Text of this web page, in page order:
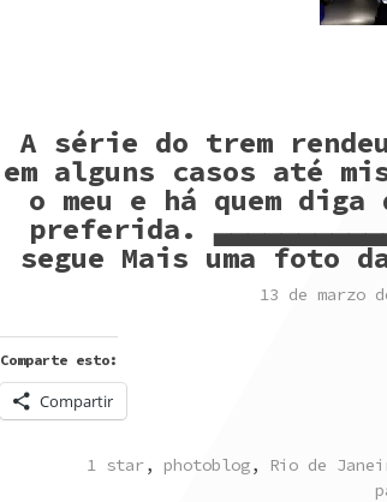
A série do trem
em alguns casos até
o meu e há quem
preferida.
segue Mais uma foto
13 de marzo
Comparte esto:
Compartir
POSTED
1 star, photoblog, Rio de